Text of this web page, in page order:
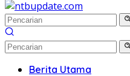
Berita Utama